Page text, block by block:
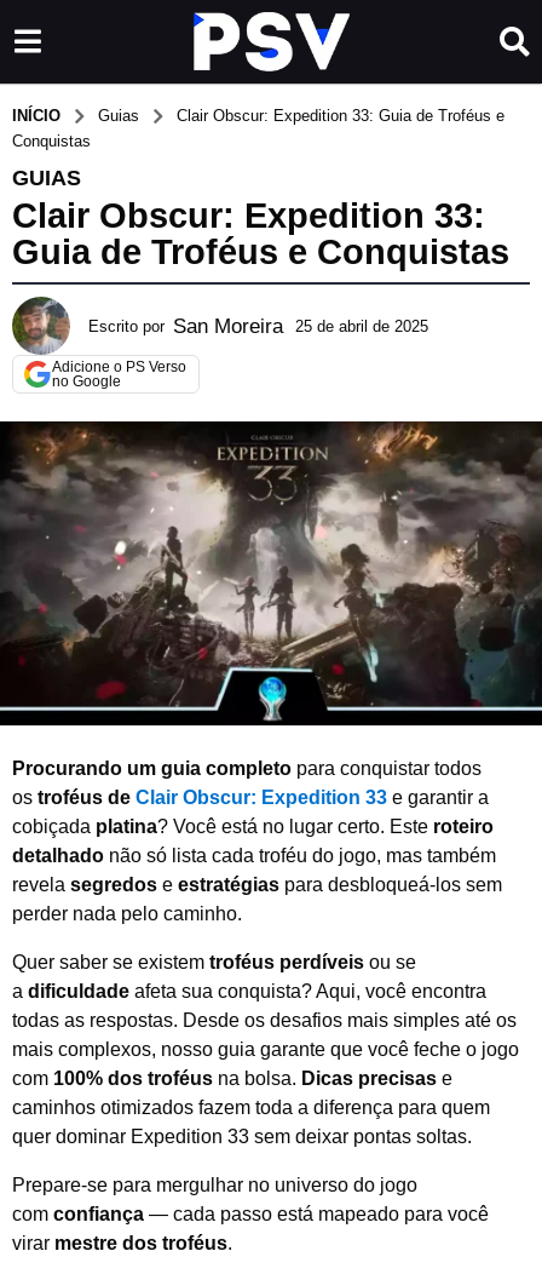
INÍCIO Guias
Clair Obscur: Expedition 33: Guia de Troféus e
Conquistas
GUIAS
Clair Obscur: Expedition 33:
Guia de Troféus e Conquistas
Escrito por San Moreira 25 de abril de 2025
a
b
r
i
d
e
2
Adicione o PS Verso
no Google
Procurando um guia completo para conquistar todos
os troféus de Clair Obscur: Expedition 33 e garantir a
cobiçada platina? Você está no lugar certo. Este roteiro
detalhado não só lista cada troféu do jogo, mas também
revela segredos e estratégias para desbloqueá-los sem
perder nada pelo caminho.
Quer saber se existem troféus perdíveis ou se
a dificuldade afeta sua conquista? Aqui, você encontra
todas as respostas. Desde os desafios mais simples até os
mais complexos, nosso guia garante que você feche o jogo
com 100% dos troféus na bolsa. Dicas precisas e
caminhos otimizados fazem toda a diferença para quem
quer dominar Expedition 33 sem deixar pontas soltas.
Prepare-se para mergulhar no universo do jogo
com confiança — cada passo está mapeado para você
virar mestre dos troféus.